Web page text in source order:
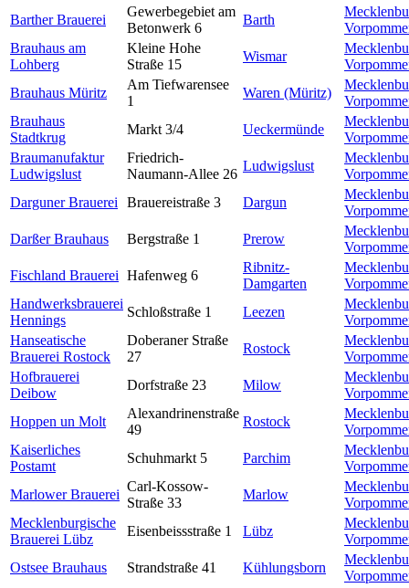
Barther Brauerei
Gewerbegebiet am
Betonwerk 6
Barth
Brauhaus am
Lohberg
Kleine Hohe
Straße 15
Wismar
Brauhaus Müritz
Am Tiefwarensee
1
Waren (Müritz)
Brauhaus
Stadtkrug
Markt 3/4 Ueckermünde
Braumanufaktur
Ludwigslust
Friedrich-
Naumann-Allee 26
Ludwigslust
Darguner Brauerei
Brauereistraße 3 Dargun
Darßer Brauhaus
Bergstraße 1 Prerow
Fischland Brauerei Hafenweg 6
Ribnitz-
Damgarten
Handwerksbrauerei
Hennings
Schloßstraße 1 Leezen
Hanseatische
Brauerei Rostock
Doberaner Straße
27
Rostock
Hofbrauerei
Deibow
Dorfstraße 23 Milow
Hoppen un Molt
Alexandrinenstraße
49
Rostock
Kaiserliches
Postamt
Schuhmarkt 5 Parchim
Marlower Brauerei
Carl-Kossow-
Straße 33
Marlow
Mecklenburgische
Brauerei Lübz
Eisenbeissstraße 1 Lübz
Ostsee Brauhaus
Strandstraße 41 Kühlungsborn